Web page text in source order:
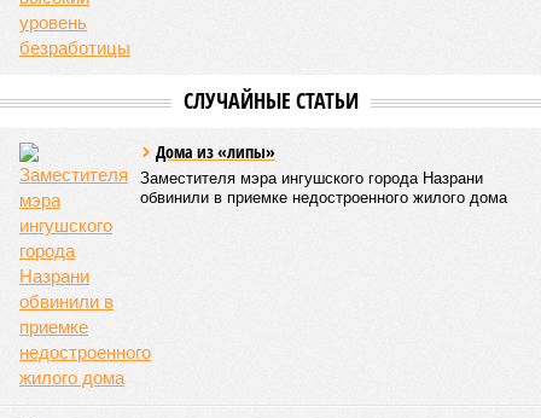
СЛУЧАЙНЫЕ СТАТЬИ
Дома из «липы»
Заместителя мэра ингушского города Назрани
обвинили в приемке недостроенного жилого дома